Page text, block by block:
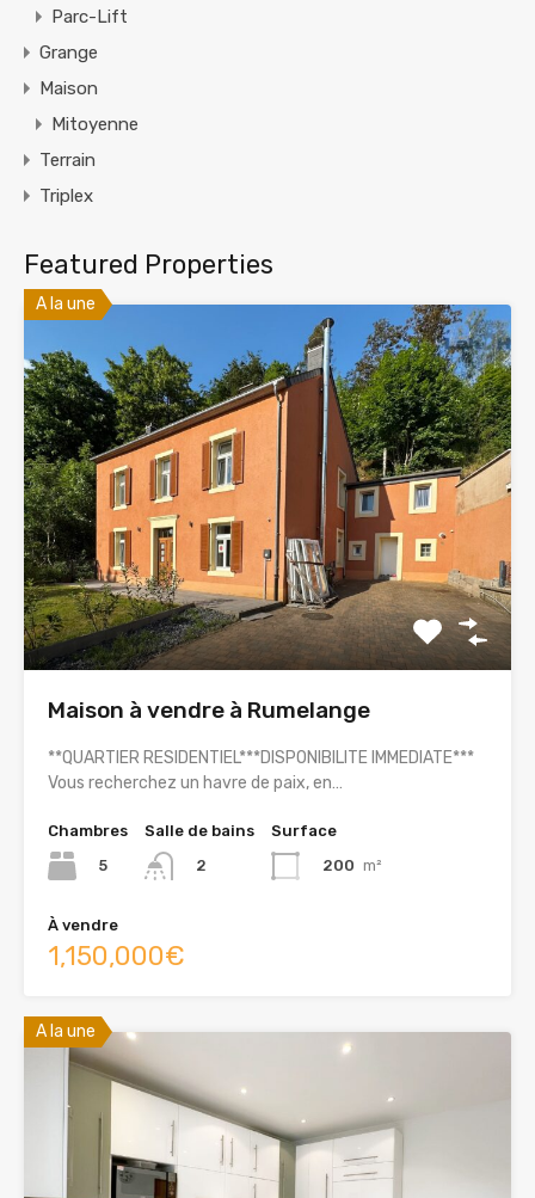
Parc-Lift
Grange
Maison
Mitoyenne
Terrain
Triplex
Featured Properties
A la une
Maison à vendre à Rumelange
**QUARTIER RESIDENTIEL***DISPONIBILITE IMMEDIATE***
Vous recherchez un havre de paix, en…
Chambres
5
Salle de bains
2
Surface
200 m²
À vendre
1,150,000€
A la une